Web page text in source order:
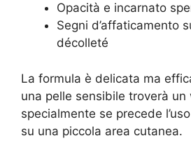
Opacità e incarnato
Segni d’affaticamento
décolleté
La formula è delicata ma
una pelle sensibile troverà un
specialmente se precede
su una piccola area cutanea.